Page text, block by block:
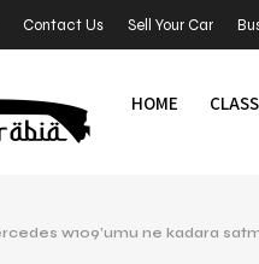
Contact Us Sell Your Car
HOME
w109’umu ne kadara